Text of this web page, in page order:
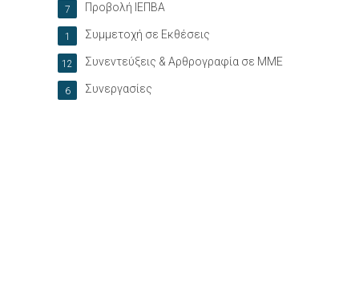
Προβολή ΙΕΠΒΑ
7
Συμμετοχή σε Εκθέσεις
1
Συνεντεύξεις & Αρθρογραφία σε ΜΜΕ
12
Συνεργασίες
6